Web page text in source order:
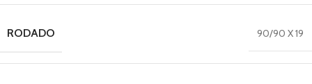
RODADO 90/90 X 19